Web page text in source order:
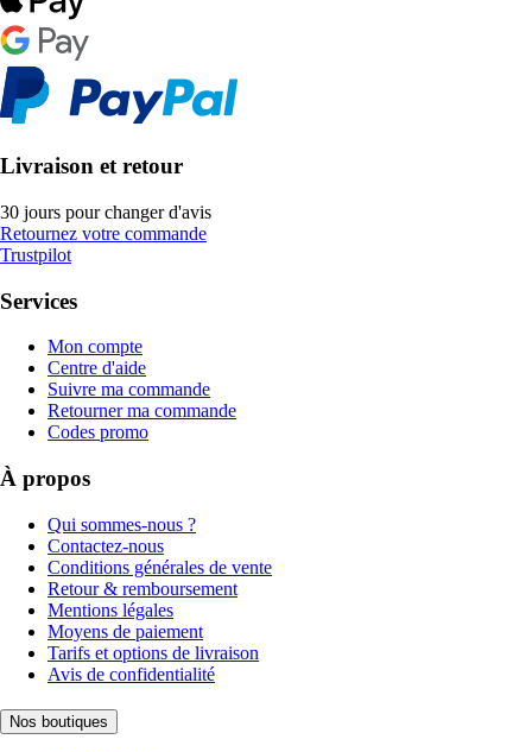
Livraison et retour
30 jours pour changer d'avis
Retournez votre commande
Trustpilot
Services
Mon compte
Centre d'aide
Suivre ma commande
Retourner ma commande
Codes promo
À propos
Qui sommes-nous ?
Contactez-nous
Conditions générales de vente
Retour & remboursement
Mentions légales
Moyens de paiement
Tarifs et options de livraison
Avis de confidentialité
Nos boutiques